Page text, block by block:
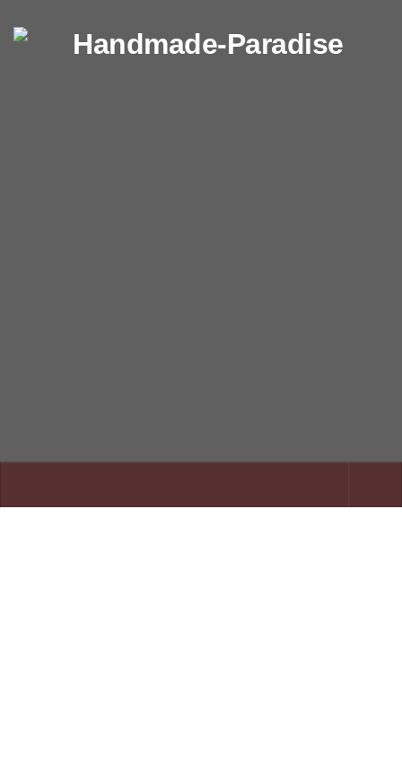
Перейти к содержимому